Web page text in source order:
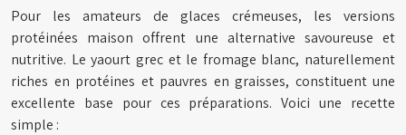
Pour les amateurs de glaces crémeuses, les versions
protéinées maison offrent une alternative savoureuse et
nutritive. Le yaourt grec et le fromage blanc, naturellement
riches en protéines et pauvres en graisses, constituent une
excellente base pour ces préparations. Voici une recette
simple :